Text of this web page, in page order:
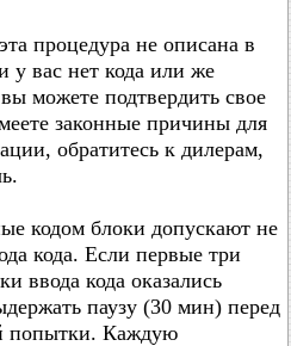
процедура не описана в
у вас нет кода или же
можете подтвердить свое
законные причины для
обратитесь к дилерам,
кодом блоки допускают не
кода. Если первые три
ввода кода оказались
паузу (30 мин) перед
попытки. Каждую